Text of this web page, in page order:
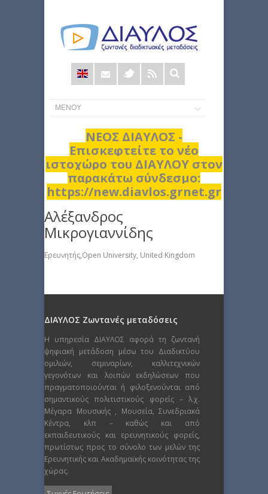
Φόρμα
αναζήτησης
ΝΕΟΣ ΔΙΑΥΛΟΣ -
Επισκεφτείτε το νέο
ιστοχώρο του ΔΙΑΥΛΟΥ στον
παρακάτω σύνδεσμο:
https://new.diavlos.grnet.gr
Αλέξανδρος
Μικρογιαννίδης
Ερευνητής,Open University, United Kingdom
ΔΙΑΥΛΟΣ Ζωντανές μεταδόσεις
Η υπηρεσία ΔΙΑΥΛΟΣ αφορά τη ζωντανή
ψηφιακή μετάδοση μέσω του Διαδικτύου
ομιλιών, σεμιναρίων, καλλιτεχνικών
γεγονότων και λοιπών εκδηλώσεων που
πραγματοποιούνται ή φιλοξενούνται από
σημαντικούς πολιτιστικούς φορείς – λ.χ.
Μέγαρα Μουσικής , Μουσεία, Συνεδριακά
Κέντρα, κλπ – καθώς και από
εκπαιδευτικούς και ερευνητικούς φορείς,
πρωτίστως προς το σύνολο των μελών της
Ερευνητικής και Ακαδημαϊκής κοινότητας της
χώρας.